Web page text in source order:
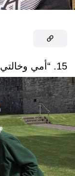
15. “أمي وخالتي في رحلة عائلية إلى ويلز”...